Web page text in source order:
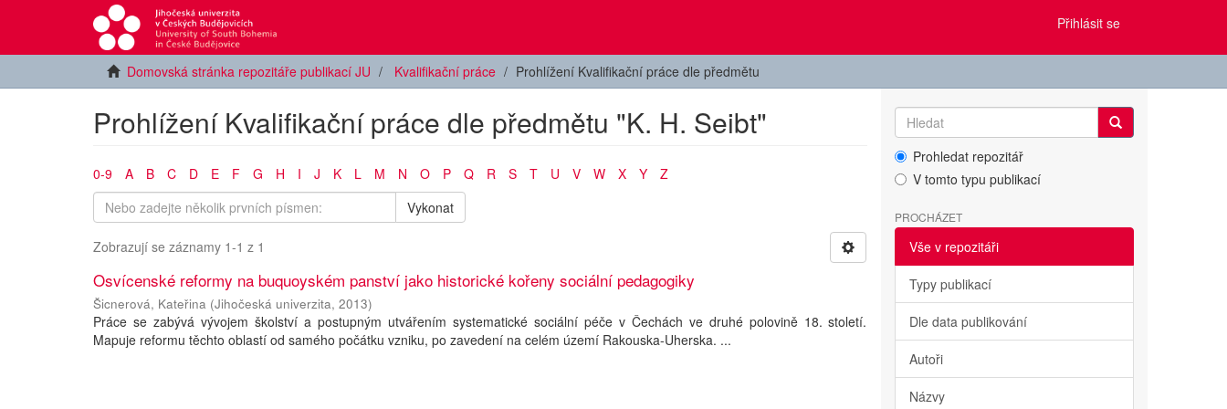
Přihlásit se
Domovská stránka repozitáře publikací JU Kvalifikační práce Prohlížení Kvalifikační práce dle předmětu
Prohlížení Kvalifikační práce dle předmětu "K. H. Seibt"
0-9 A B C D E F G H I J K L M N O P Q R S T U V W X Y
Z
Vykonat
Zobrazují se záznamy 1-1 z 1
Osvícenské reformy na buquoyském panství jako historické kořeny sociální pedagogiky
Šicnerová, Kateřina (Jihočeská univerzita, 2013)
Práce se zabývá vývojem školství a postupným utvářením systematické sociální péče v Čechách ve druhé polovině 18. století.
Mapuje reformu těchto oblastí od samého počátku vzniku, po zavedení na celém území Rakouska-Uherska. ...
Prohledat repozitář
V tomto typu publikací
PROCHÁZET
Vše v repozitáři
Typy publikací
Dle data publikování
Autoři
Názvy